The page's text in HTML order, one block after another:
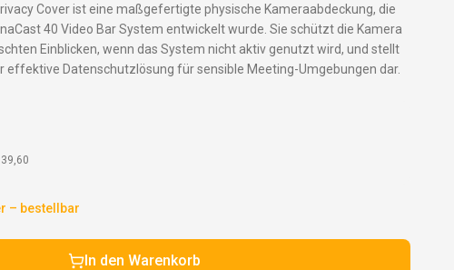
Cover ist eine maßgefertigte physische Kameraabdeckung, die
40 Video Bar System entwickelt wurde. Sie schützt die Kamera
Einblicken, wenn das System nicht aktiv genutzt wird, und stellt
effektive Datenschutzlösung für sensible Meeting-Umgebungen dar.
– bestellbar
In den Warenkorb